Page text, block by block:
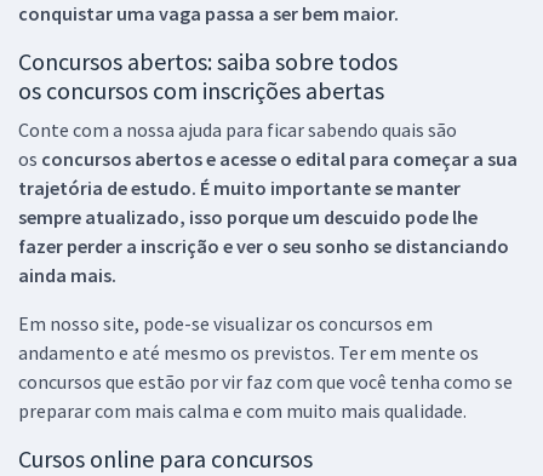
conquistar uma vaga passa a ser bem maior.
Concursos abertos: saiba sobre todos
os concursos com inscrições abertas
Conte com a nossa ajuda para ficar sabendo quais são
os concursos abertos e acesse o edital para começar a sua
trajetória de estudo. É muito importante se manter
sempre atualizado, isso porque um descuido pode lhe
fazer perder a inscrição e ver o seu sonho se distanciando
ainda mais.
Em nosso site, pode-se visualizar os concursos em
andamento e até mesmo os previstos. Ter em mente os
concursos que estão por vir faz com que você tenha como se
preparar com mais calma e com muito mais qualidade.
Cursos online para concursos